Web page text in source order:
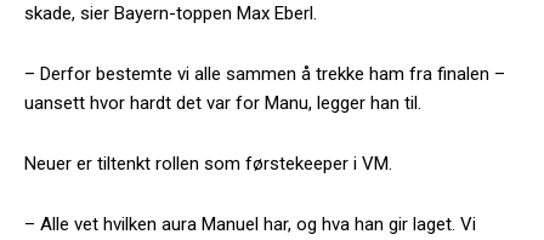
skade, sier Bayern-toppen Max Eberl.
– Derfor bestemte vi alle sammen å trekke ham fra finalen –
uansett hvor hardt det var for Manu, legger han til.
Neuer er tiltenkt rollen som førstekeeper i VM.
– Alle vet hvilken aura Manuel har, og hva han gir laget. Vi